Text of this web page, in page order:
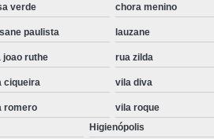
Instalação
verde chora menino
paulista lauzane
joao ruthe rua zilda
ciqueira vila diva
romero vila roque
Higienópolis